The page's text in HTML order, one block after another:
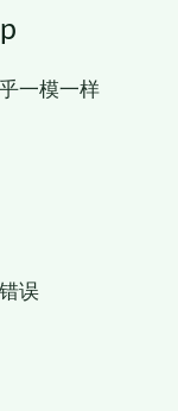
一模一样
误